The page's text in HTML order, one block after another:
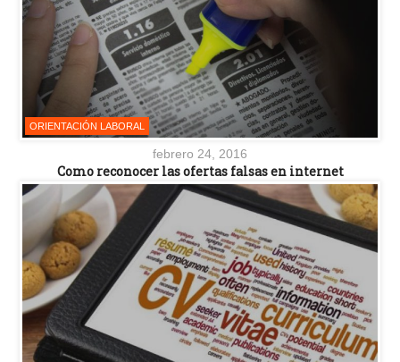
ORIENTACIÓN LABORAL
febrero 24, 2016
Como reconocer las ofertas falsas en internet